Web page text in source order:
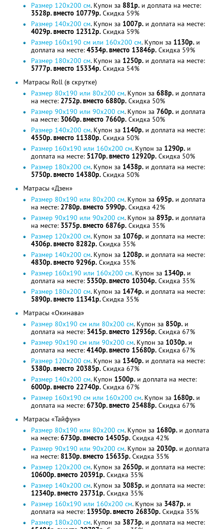
Размер 120х200 см. Купон за 881р. и доплата на месте:
3528р. вместо 10779р. Скидка 59%
Размер 140х200 см. Купон за 1007р. и доплата на месте:
4029р. вместо 12312р. Скидка 59%
Размер 160х190 cм или 160х200 см. Купон за 1130р. и
доплата на месте: 4534р. вместо 13846р. Скидка 59%
Размер 180х200 см. Купон за 1250р. и доплата на месте:
5777р. вместо 15334р. Скидка 54%
Матрасы Roll (в скрутке)
Размер 80х190 или 80х200 см. Купон за 688р. и доплата
на месте: 2752р. вместо 6880р. Скидка 50%
Размер 90х190 или 90х200 см. Купон за 760р. и доплата
на месте: 3060р. вместо 7660р. Скидка 50%
Размер 140х200 см. Купон за 1140р. и доплата на месте:
4550р. вместо 11380р. Скидка 50%
Размер 160х190 или 160х200 см. Купон за 1290р. и
доплата на месте: 5170р. вместо 12920р. Скидка 50%
Размер 180х200 см. Купон за 1438р. и доплата на месте:
5750р. вместо 14380р. Скидка 50%
Матрасы «Дзен»
Размер 80х190 или 80х200 см. Купон за 695р. и доплата
на месте: 2780р. вместо 5990р. Скидка 42%
Размер 90х190 или 90х200 см. Купон за 893р. и доплата
на месте: 3575р. вместо 6876р. Скидка 35%
Размер 120х200 см. Купон за 1076р. и доплата на месте:
4306р. вместо 8282р. Скидка 35%
Размер 140х200 см. Купон за 1208р. и доплата на месте:
4830р. вместо 9296р. Скидка 35%
Размер 160х190 или 160х200 см. Купон за 1340р. и
доплата на месте: 5350р. вместо 10304р. Скидка 35%
Размер 180х200 см. Купон за 1474р. и доплата на месте:
5890р. вместо 11341р.Скидка 35%
Матрасы «Окинава»
Размер 80х190 cм или 80х200 см. Купон за 850р. и
доплата на месте: 3415р. вместо 12936р. Скидка 67%
Размер 90х190 cм или 90х200 см. Купон за 1030р. и
доплата на месте: 4140р. вместо 15680р. Скидка 67%
Размер 120х200 см. Купон за 1340р. и доплата на месте:
5380р. вместо 20385р. Скидка 67%
Размер 140х200 см. Купон 1500р. и доплата на месте:
6000р. вместо 22740р. Скидка 67%
Размер 160х190 cм или 160х200 см. Купон за 1680р. и
доплата на месте: 6730р. вместо 25488р. Скидка 67%
Матрасы «Тайфун»
Размер 80х190 или 80х200 см. Купон за 1680р. и доплата
на месте: 6730р. вместо 14505р. Скидка 42%
Размер 90х190 или 90х200 см. Купон за 2030р. и доплата
на месте: 8130р. вместо 15635р. Скидка 35%
Размер 120х200 см. Купон за 2650р. и доплата на месте:
10600р. вместо 20391р. Скидка 35%
Размер 140х200 см. Купон за 3085р. и доплата на месте:
12340р. вместо 23731р. Скидка 35%
Размер 160х190 или 160х200 см. Купон за 3487р. и
доплата на месте: 13950р. вместо 26830р. Скидка 35%
Размер 180х200 см. Купон за 3873р. и доплата на месте: